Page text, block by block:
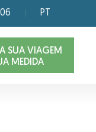
PT
A SUA VIAGEM
MEDIDA